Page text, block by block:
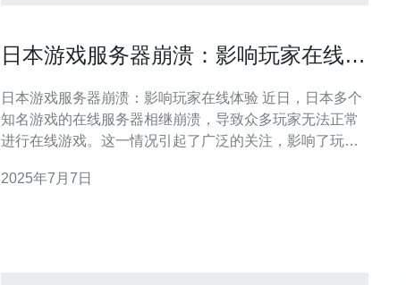
日本游戏服务器崩溃：影响玩家在线体
日本游戏服务器崩溃：影响玩家在线体验 近日，日本多个
知名游戏的在线服务器相继崩溃，导致众多玩家无法正常
进行在线游戏。这一情况引起了广泛的关注，影响了玩家
戏、进行游戏操作或与其他玩家互动。这不仅影响了玩家
2025年7月7日